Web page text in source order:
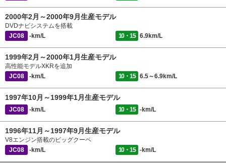
2000年2月～2000年9月生産モデル
DVDナビシステムを搭載
JC08
-km/L 10・15 6.9km/L
1999年2月～2000年1月生産モデル
高性能モデルXKRを追加
JC08
-km/L 10・15 6.5～6.9km/L
1997年10月～1999年1月生産モデル
JC08 -km/L 10・15 -km/L
1996年11月～1997年9月生産モデル
V8エンジン搭載のビッグクーペ
JC08
-km/L 10・15 -km/L